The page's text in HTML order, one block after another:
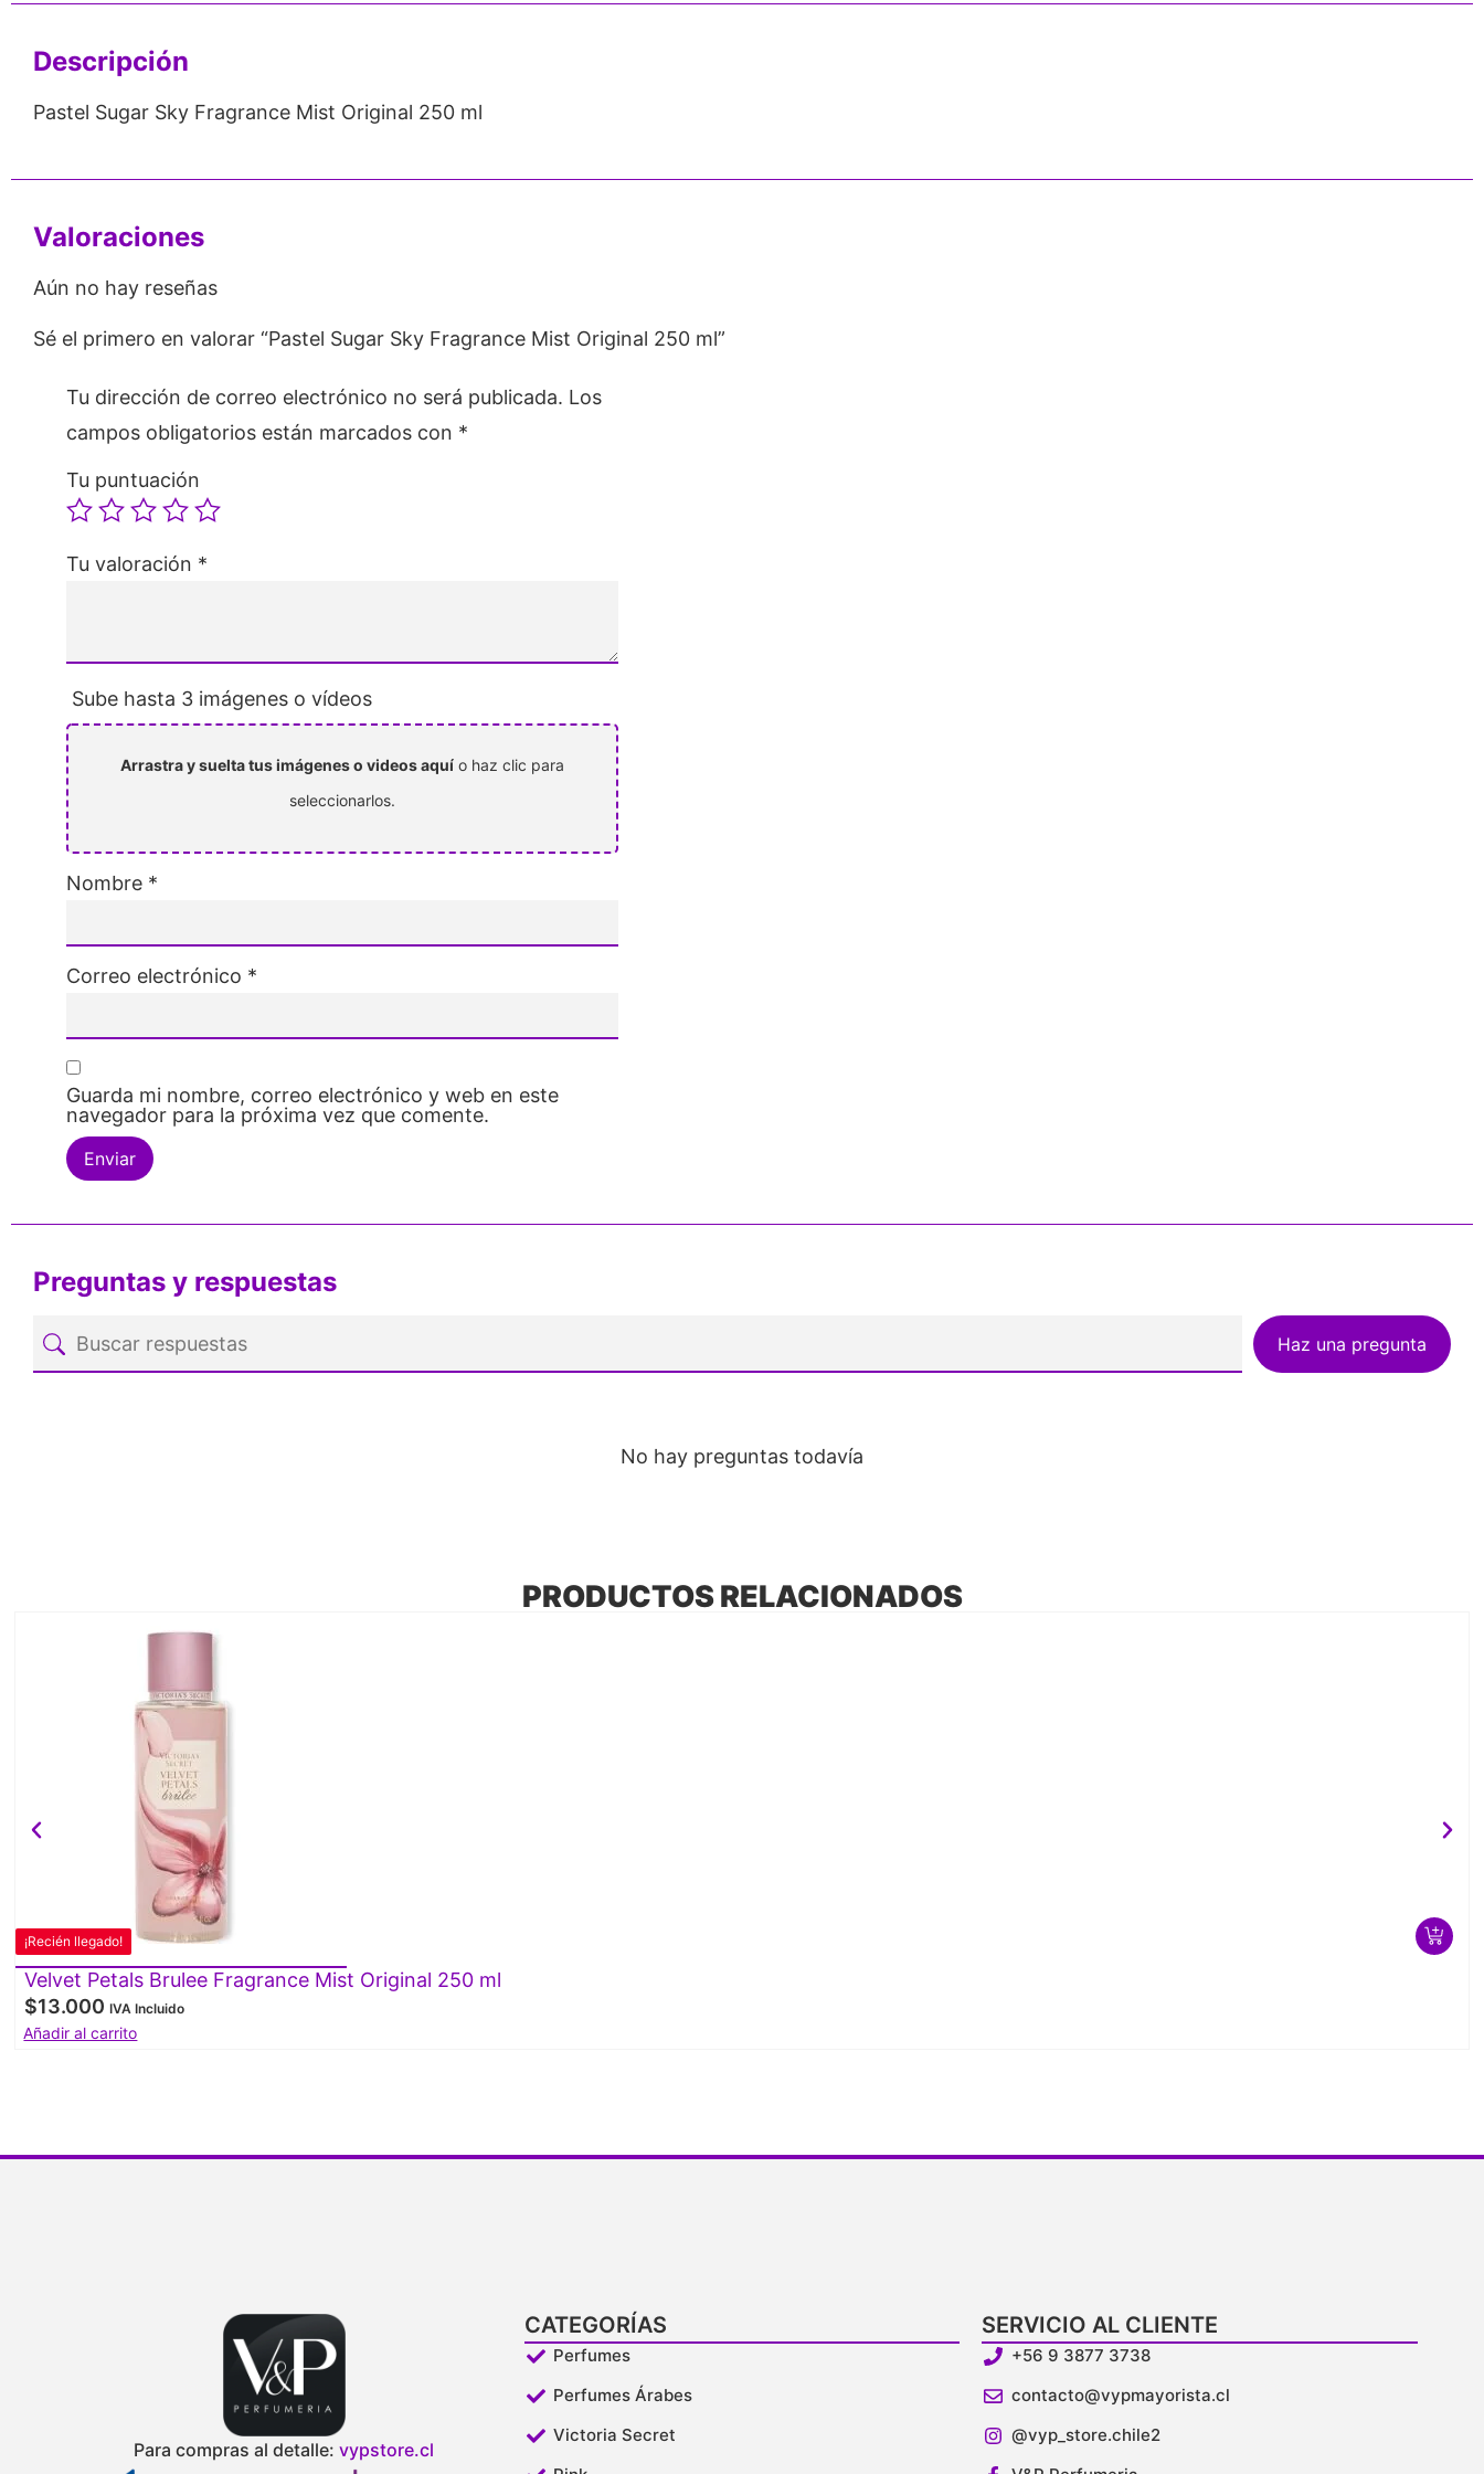
Descripción
Pastel Sugar Sky Fragrance Mist Original 250 ml
Valoraciones
Aún no hay reseñas
Sé el primero en valorar “Pastel Sugar Sky Fragrance Mist Original 250 ml”
Tu dirección de correo electrónico no será publicada. Los
campos obligatorios están marcados con *
Tu puntuación
Tu valoración *
Sube hasta 3 imágenes o vídeos
Arrastra y suelta tus imágenes o videos aquí o haz clic para
seleccionarlos.
Nombre *
Correo electrónico *
Guarda mi nombre, correo electrónico y web en este
navegador para la próxima vez que comente.
Preguntas y respuestas
Haz una pregunta
No hay preguntas todavía
PRODUCTOS RELACIONADOS
¡Recién llegado!
Velvet Petals Brulee Fragrance Mist Original 250 ml
$13.000 IVA Incluido
Añadir al carrito
Para compras al detalle:vypstore.cl
CATEGORÍAS
Perfumes
Perfumes Árabes
Victoria Secret
SERVICIO AL CLIENTE
+56 9 3877 3738
contacto@vypmayorista.cl
@vyp_store.chile2